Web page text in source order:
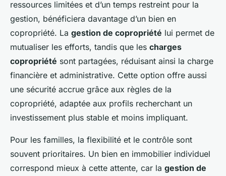
ressources limitées et d’un temps restreint pour la
gestion, bénéficiera davantage d’un bien en
copropriété. La gestion de copropriété lui permet de
mutualiser les efforts, tandis que les charges
copropriété sont partagées, réduisant ainsi la charge
financière et administrative. Cette option offre aussi
une sécurité accrue grâce aux règles de la
copropriété, adaptée aux profils recherchant un
investissement plus stable et moins impliquant.
Pour les familles, la flexibilité et le contrôle sont
souvent prioritaires. Un bien en immobilier individuel
correspond mieux à cette attente, car la gestion de